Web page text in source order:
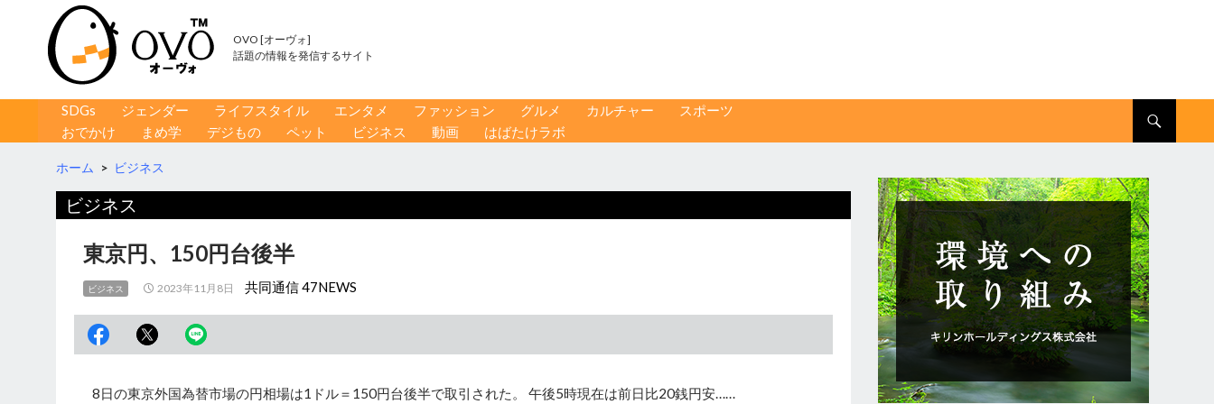
OVO [オーヴォ]
話題の情報を発信するサイト
コンテンツへ移動
SDGs ジェンダー ライフスタイル エンタメ ファッション グルメ カルチャー
スポーツ
おでかけ
まめ学 デジもの ペット ビジネス 動画 はばたけラボ
ホーム > ビジネス
ビジネス
東京円、150円台後半
ビジネス 2023年11月8日 共同通信 47NEWS
8日の東京外国為替市場の円相場は1ドル＝150円台後半で取引された。 午後5時現在は前日比20銭円安……